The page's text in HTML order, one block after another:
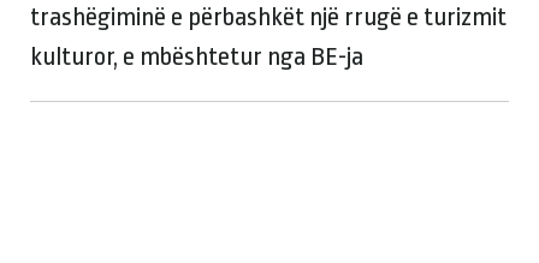
trashëgiminë e përbashkët një rrugë e turizmit
kulturor, e mbështetur nga BE-ja